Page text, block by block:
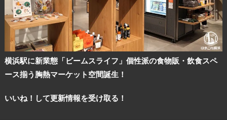
横浜駅に新業態「ビームスライフ」個性派の食物販・飲食スペ
ース揃う胸熱マーケット空間誕生！
いいね！して更新情報を受け取る！